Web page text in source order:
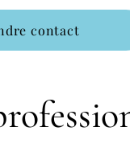
contact